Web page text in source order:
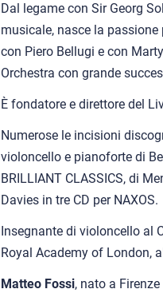
Dal legame con Sir Georg
musicale, nasce la passione
con Piero Bellugi e con
Orchestra con grande
È fondatore e direttore del
Numerose le incisioni
violoncello e pianoforte di
BRILLIANT CLASSICS, di
Davies in tre CD per NAXOS.
Insegnante di violoncello al
Royal Academy of London,
Matteo Fossi, nato a